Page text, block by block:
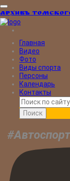
Архивъ
Главная
Видео
Фото
Виды спорта
Персоны
Календарь
Контакты
Поиск
#Автоспорт